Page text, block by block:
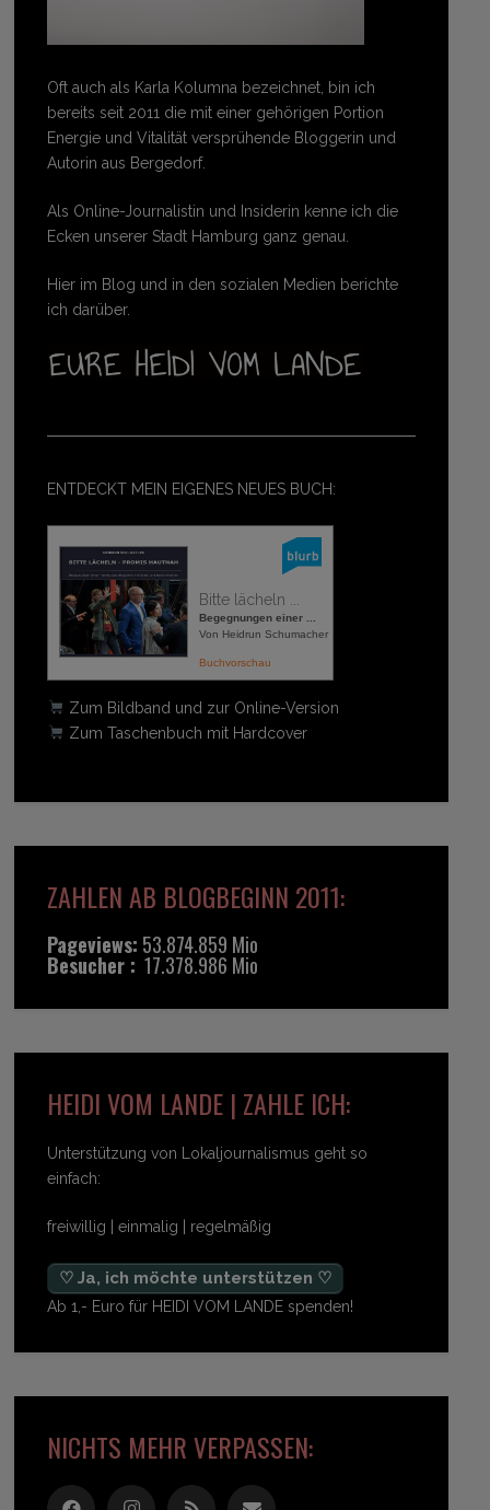
Oft auch als Karla Kolumna bezeichnet, bin ich
bereits seit 2011 die mit einer gehörigen Portion
Energie und Vitalität versprühende Bloggerin und
Autorin aus Bergedorf.
Als Online-Journalistin und Insiderin kenne ich die
Ecken unserer Stadt Hamburg ganz genau.
Hier im Blog und in den sozialen Medien berichte
ich darüber.
ENTDECKT MEIN EIGENES NEUES BUCH:
Bitte lächeln ...
Begegnungen einer ...
Von Heidrun Schumacher
Buchvorschau
Zum Bildband und zur Online-Version
Zum Taschenbuch mit Hardcover
ZAHLEN AB BLOGBEGINN 2011:
Pageviews: 53.874.859 Mio
Besucher : 17.378.986 Mio
HEIDI VOM LANDE | ZAHLE ICH:
Unterstützung von Lokaljournalismus geht so
einfach:
freiwillig | einmalig | regelmäßig
♡ Ja, ich möchte unterstützen ♡
Ab 1,- Euro für HEIDI VOM LANDE spenden!
NICHTS MEHR VERPASSEN: